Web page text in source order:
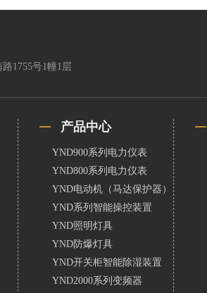
1755号1幢1层
产品中心
YND900系列电力仪表
YND800系列电力仪表
YND电动机（马达保护器）
YND系列智能操控装置
YND照明灯具
YND防爆灯具
YND开关柜智能除湿装置
YND2000系列变频器